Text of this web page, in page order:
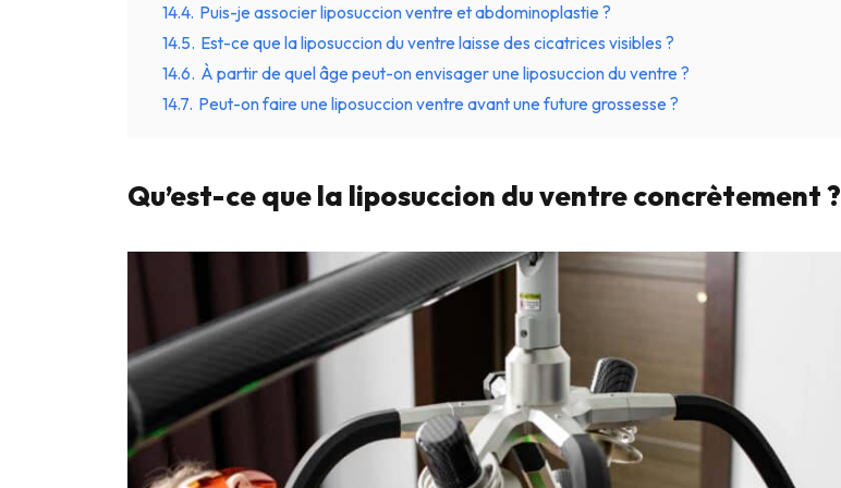
14.4. Puis-je associer liposuccion ventre et abdominoplastie ?
14.5. Est-ce que la liposuccion du ventre laisse des cicatrices visibles ?
14.6. À partir de quel âge peut-on envisager une liposuccion du ventre ?
14.7. Peut-on faire une liposuccion ventre avant une future grossesse ?
Qu’est-ce que la liposuccion du ventre concrètement ?